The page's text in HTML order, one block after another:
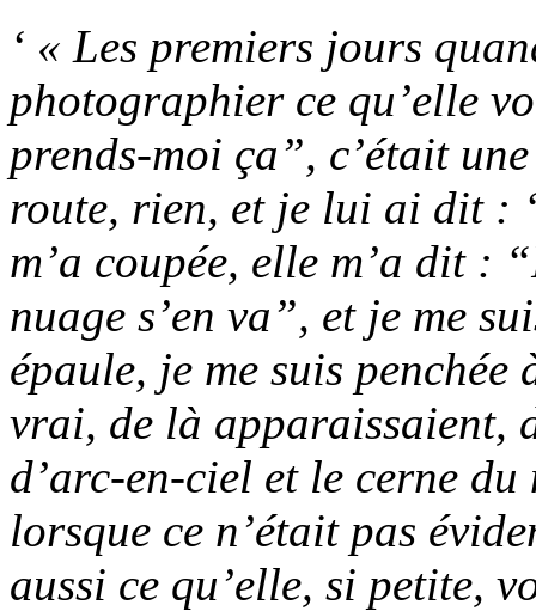
‘ « Les premiers jours
photographier ce qu’elle
prends-moi ça”, c’était
route, rien, et je lui ai dit :
m’a coupée, elle m’a dit :
nuage s’en va”, et je me
épaule, je me suis penchée
vrai, de là apparaissaient,
d’arc-en-ciel et le cerne
lorsque ce n’était pas
aussi ce qu’elle, si petite,